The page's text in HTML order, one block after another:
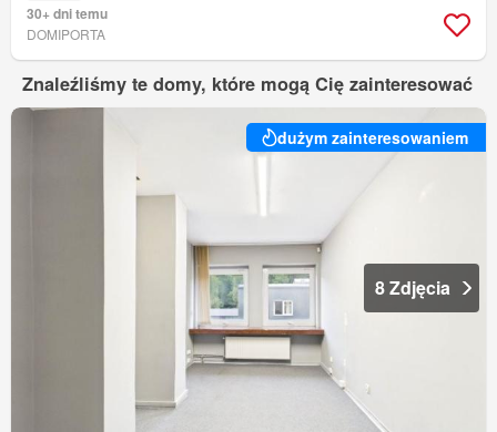
30+ dni temu
DOMIPORTA
Znaleźliśmy te domy, które mogą Cię zainteresować
dużym zainteresowaniem
8 Zdjęcia